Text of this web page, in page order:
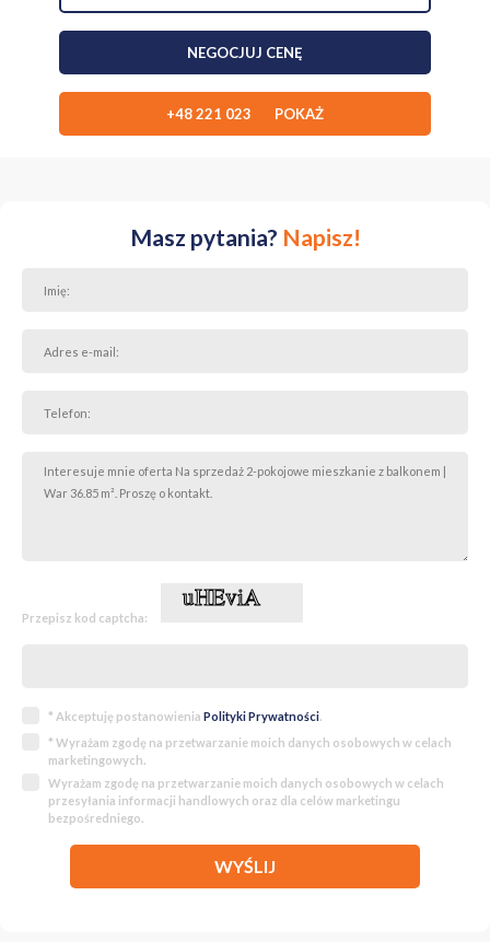
NEGOCJUJ CENĘ
+48 221 023 POKAŻ
Masz pytania? Napisz!
Przepisz kod captcha:
* Akceptuję postanowienia Polityki Prywatności.
* Wyrażam zgodę na przetwarzanie moich danych osobowych w celach
marketingowych.
Wyrażam zgodę na przetwarzanie moich danych osobowych w celach
przesyłania informacji handlowych oraz dla celów marketingu
bezpośredniego.
WYŚLIJ